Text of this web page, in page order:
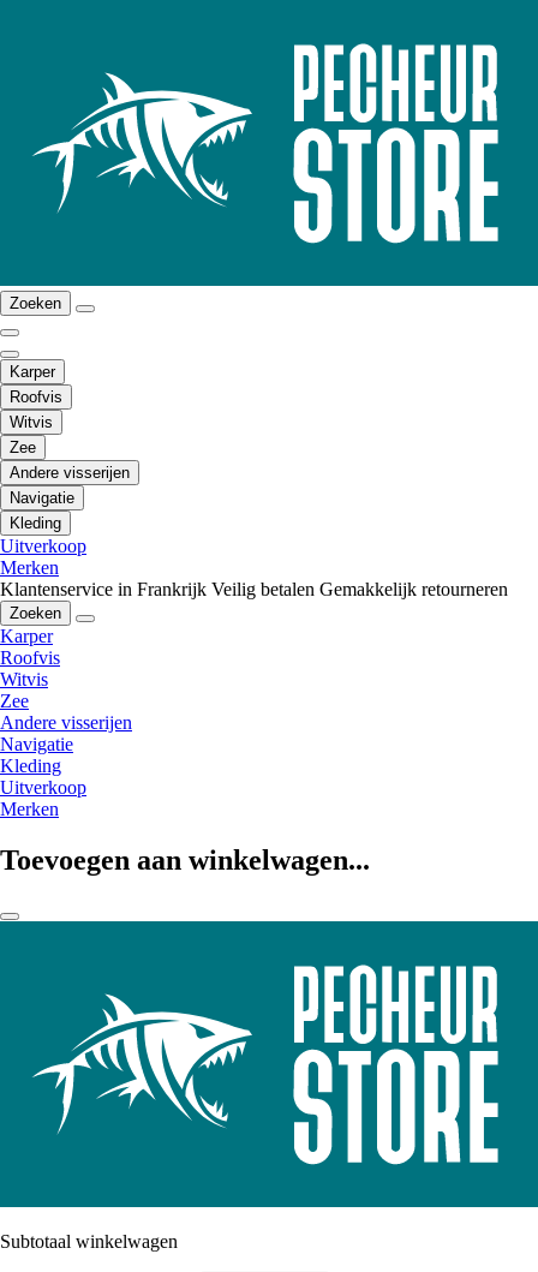
Zoeken
Karper
Roofvis
Witvis
Zee
Andere visserijen
Navigatie
Kleding
Uitverkoop
Merken
Klantenservice in Frankrijk Veilig betalen Gemakkelijk retourneren
Zoeken
Karper
Roofvis
Witvis
Zee
Andere visserijen
Navigatie
Kleding
Uitverkoop
Merken
Toevoegen aan winkelwagen...
Subtotaal winkelwagen